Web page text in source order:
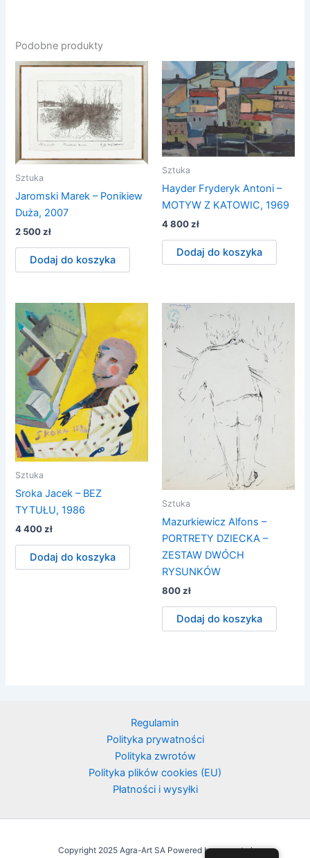
Podobne produkty
Sztuka
Jaromski Marek – Ponikiew
Duża, 2007
2 500zł
Dodaj do koszyka
Sztuka
Hayder Fryderyk Antoni –
MOTYW Z KATOWIC, 1969
4 800zł
Dodaj do koszyka
Sztuka
Sroka Jacek – BEZ
TYTUŁU, 1986
4 400zł
Dodaj do koszyka
Sztuka
Mazurkiewicz Alfons –
PORTRETY DZIECKA –
ZESTAW DWÓCH
RYSUNKÓW
800zł
Dodaj do koszyka
Regulamin
Polityka prywatności
Polityka zwrotów
Polityka plików cookies (EU)
Płatności i wysyłki
Copyright 2025 Agra-Art SA Powered by agraart.pl